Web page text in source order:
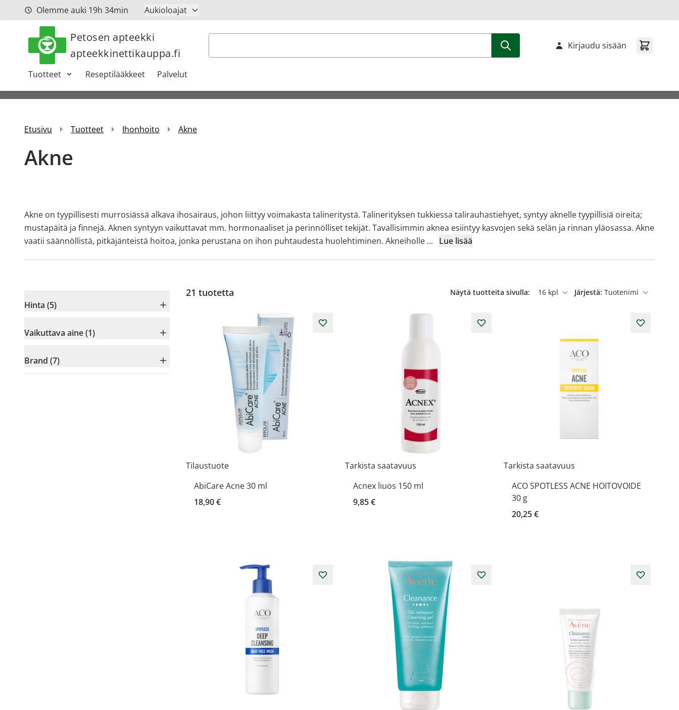
Siirry sisältöönOlemme auki 19h 34min Aukioloajat
Petosen apteekki
apteekkinettikauppa.fi
Haku
Tuotteet Reseptilääkkeet Palvelut
Kirjaudu sisään
Etusivu Tuotteet Ihonhoito Akne
Akne
Akne on tyypillisesti murrosiässä alkava ihosairaus, johon liittyy voimakasta talineritystä. Talinerityksen tukkiessa talirauhastiehyet, syntyy aknelle tyypillisiä oireita;
mustapäitä ja finnejä. Aknen syntyyn vaikuttavat mm. hormonaaliset ja perinnölliset tekijät. Tavallisimmin aknea esiintyy kasvojen sekä selän ja rinnan yläosassa. Akne
vaatii säännöllistä, pitkäjänteistä hoitoa, jonka perustana on ihon puhtaudesta huolehtiminen. Akneiholle ... Lue lisää
Hinta (5)
Vaikuttava aine (1)
Brand (7)
21 tuotetta Näytä tuotteita sivulla:
per sivu
Järjestä:
Tilaustuote
AbiCare Acne 30 ml
18,90 €
Tarkista saatavuus
Acnex liuos 150 ml
9,85 €
Tarkista saatavuus
ACO SPOTLESS ACNE HOITOVOIDE
30 g
20,25 €